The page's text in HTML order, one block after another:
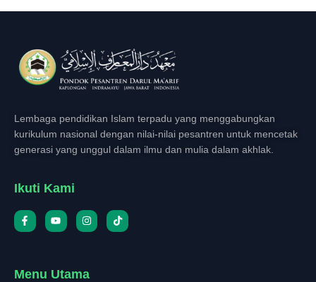
Lembaga pendidikan Islam terpadu yang menggabungkan
kurikulum nasional dengan nilai-nilai pesantren untuk mencetak
generasi yang unggul dalam ilmu dan mulia dalam akhlak.
Ikuti Kami
Menu Utama